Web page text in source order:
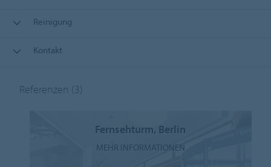
Reinigung
Kontakt
Referenzen (3)
Fernsehturm, Berlin
MEHR INFORMATIONEN